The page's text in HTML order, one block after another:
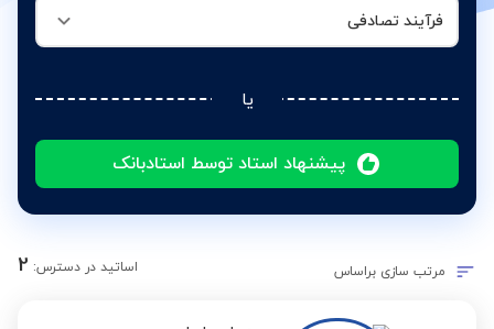
فرآیند تصادفی
یا
پیشنهاد استاد توسط استادبانک
مرتب سازی براساس اساتید در دسترس: 2